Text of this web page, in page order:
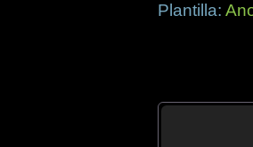
Plantilla: